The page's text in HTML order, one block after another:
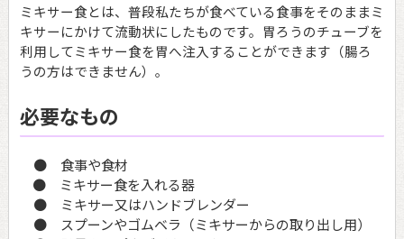
ミキサー食とは、普段私たちが食べている食事をそのままミ
キサーにかけて流動状にしたものです。胃ろうのチューブを
利用してミキサー食を胃へ注入することができます（腸ろ
うの方はできません）。
必要なもの
● 食事や食材
● ミキサー食を入れる器
● ミキサー又はハンドブレンダー
● スプーンやゴムベラ（ミキサーからの取り出し用）